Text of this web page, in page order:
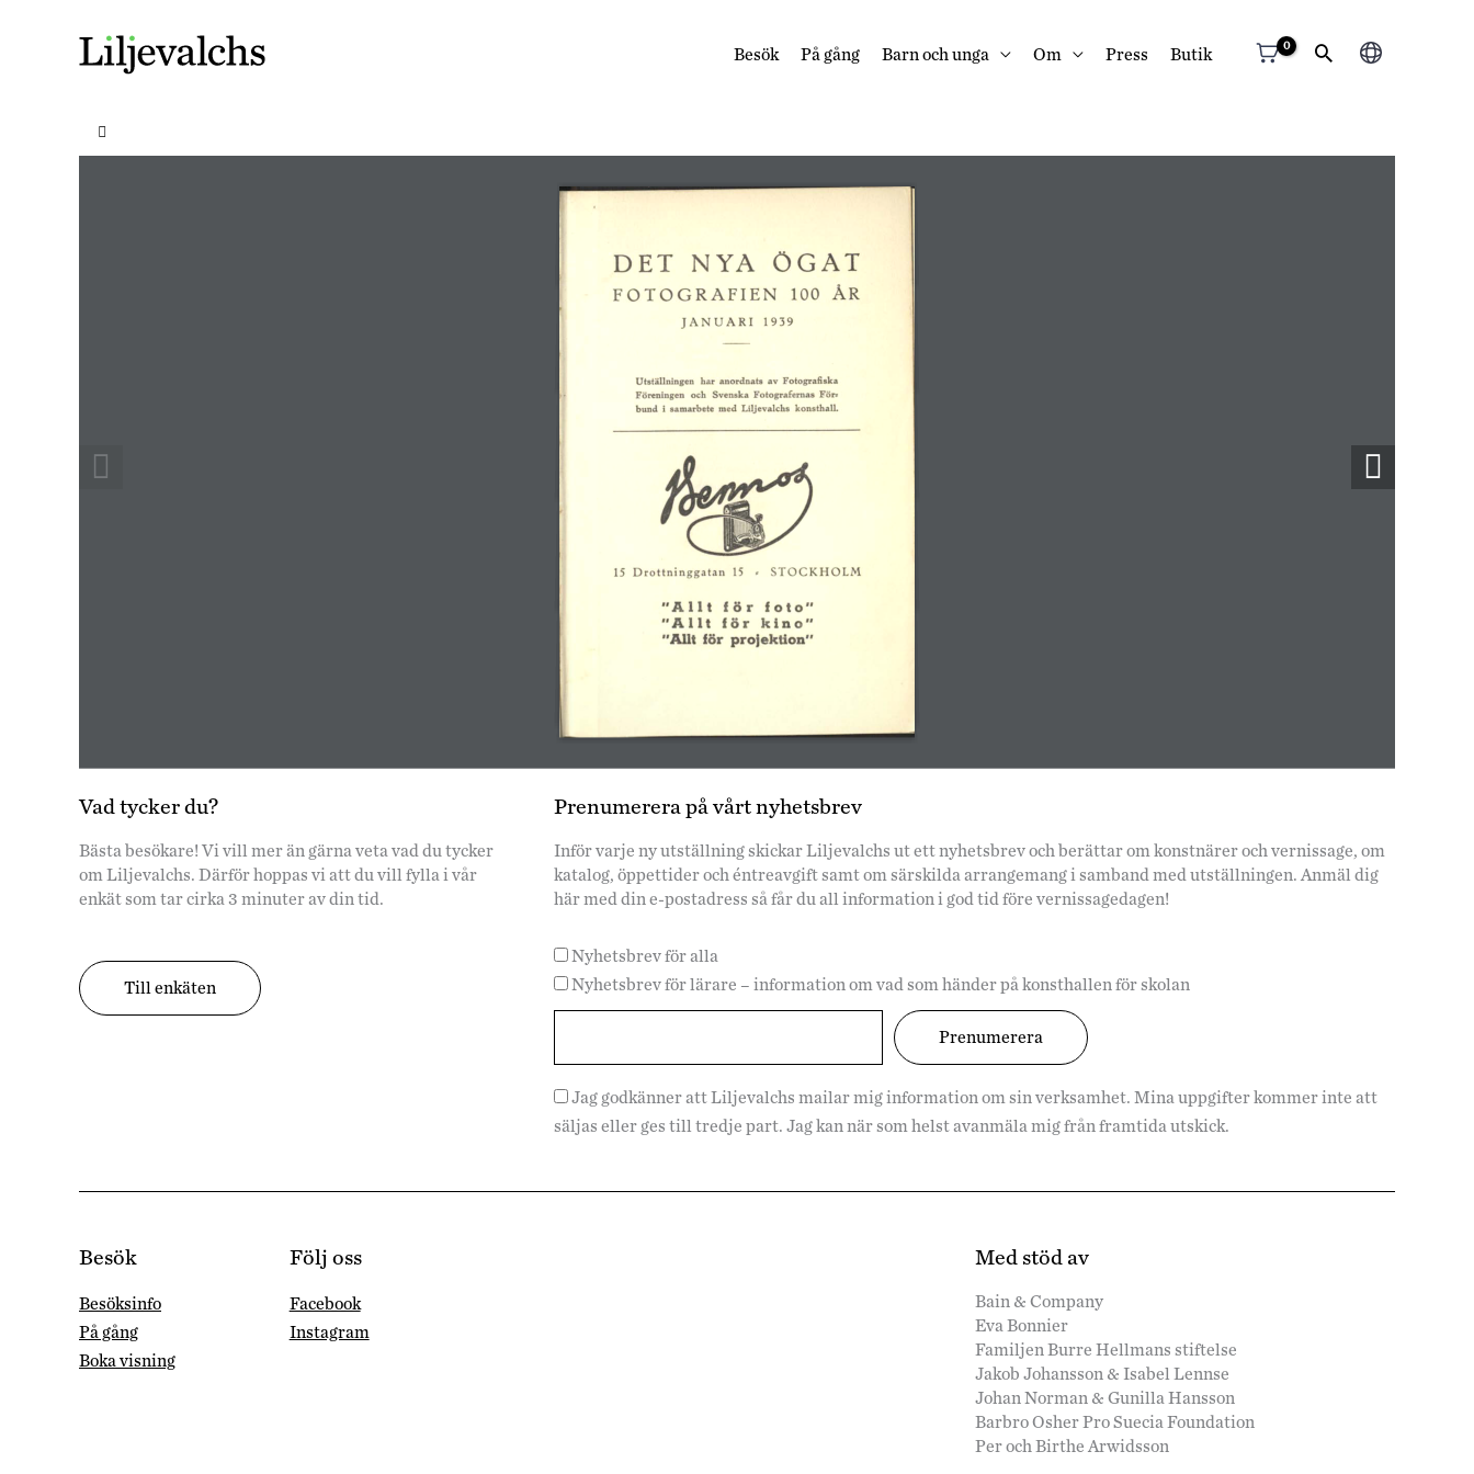
Besök På gång Barn och unga Om Press Butik
Välj
DET NYA ÖGAT
FOTOGRAFIEN 100 ÅR
JANUARI 1939
Utställningen har anordnats av Fotografiska
Föreningen och Svenska Fotografernas För-
bund i samarbete med Liljevalchs konsthall.
15 Drottninggatan 15 s STOCKHOLM
"Allt för foto"
"Allt för kino"
"Allt för projektion"
Vad tycker du?
Bästa besökare! Vi vill mer än gärna veta vad du tycker
om Liljevalchs. Därför hoppas vi att du vill fylla i vår
enkät som tar cirka 3 minuter av din tid.
Till enkäten
Prenumerera på vårt nyhetsbrev
Inför varje ny utställning skickar Liljevalchs ut ett nyhetsbrev och berättar om konstnärer och vernissage, om
katalog, öppettider och éntreavgift samt om särskilda arrangemang i samband med utställningen. Anmäl dig
här med din e-postadress så får du all information i god tid före vernissagedagen!
Nyhetsbrev för alla
Nyhetsbrev för lärare – information om vad som händer på konsthallen för skolan
Jag godkänner att Liljevalchs mailar mig information om sin verksamhet. Mina uppgifter kommer inte att
säljas eller ges till tredje part. Jag kan när som helst avanmäla mig från framtida utskick.
Besök
Besöksinfo
På gång
Boka visning
Följ oss
Facebook
Instagram
Med stöd av
Bain & Company
Eva Bonnier
Familjen Burre Hellmans stiftelse
Jakob Johansson & Isabel Lennse
Johan Norman & Gunilla Hansson
Barbro Osher Pro Suecia Foundation
Per och Birthe Arwidsson